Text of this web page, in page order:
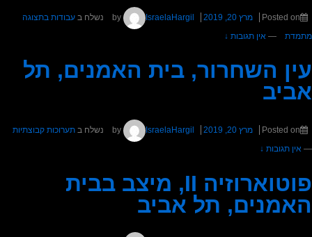
Posted on מרץ 20, 2019 IsraelaHargil נשלח ב עבודות בתצוגה
מתמדת
— אין תגובות ↓
עין השחרור, בית האמנים, תל
אביב
Posted on מרץ 20, 2019 IsraelaHargil נשלח ב תערוכות קבוצתיות
— אין תגובות ↓
פוטוארוזיה II, מיצב בבית
האמנים, תל אביב